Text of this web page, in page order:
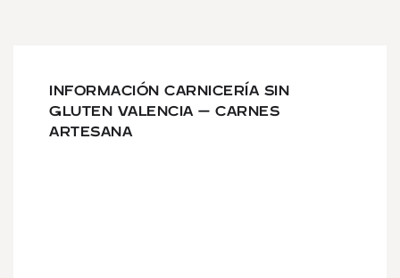
INFORMACIÓN CARNICERÍA SIN
GLUTEN VALENCIA – CARNES
ARTESANA